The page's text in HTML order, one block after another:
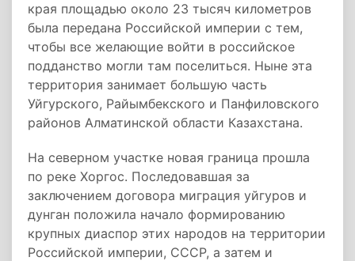
края площадью около 23 тысяч километров
была передана Российской империи с тем,
чтобы все желающие войти в российское
подданство могли там поселиться. Ныне эта
территория занимает большую часть
Уйгурского, Райымбекского и Панфиловского
районов Алматинской области Казахстана.
На северном участке новая граница прошла
по реке Хоргос. Последовавшая за
заключением договора миграция уйгуров и
дунган положила начало формированию
крупных диаспор этих народов на территории
Российской империи, СССР, а затем и